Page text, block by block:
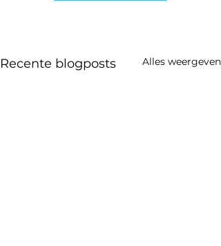
Recente blogposts Alles weergeven